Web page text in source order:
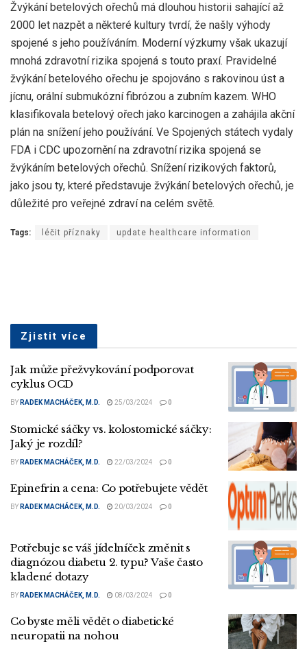
Žvýkání betelových ořechů má dlouhou historii sahající až
2000 let nazpět a některé kultury tvrdí, že našly výhody
spojené s jeho používáním. Moderní výzkumy však ukazují
mnohá zdravotní rizika spojená s touto praxí. Pravidelné
žvýkání betelového ořechu je spojováno s rakovinou úst a
jícnu, orální submukózní fibrózou a zubním kazem. WHO
klasifikovala betelový ořech jako karcinogen a zahájila akční
plán na snížení jeho používání. Ve Spojených státech vydaly
FDA i CDC upozornění na zdravotní rizika spojená se
žvýkáním betelových ořechů. Snížení rizikových faktorů,
jako jsou ty, které představuje žvýkání betelových ořechů, je
důležité pro veřejné zdraví na celém světě.
Tags: léčit příznaky update healthcare information
Zjistit více
Jak může přežvykování podporovat
cyklus OCD
BY RADEK MACHÁČEK, M.D. 25/03/2024 0
Stomické sáčky vs. kolostomické sáčky:
Jaký je rozdíl?
BY RADEK MACHÁČEK, M.D. 22/03/2024 0
Epinefrin a cena: Co potřebujete vědět
BY RADEK MACHÁČEK, M.D. 20/03/2024 0
Potřebuje se váš jídelníček změnit s
diagnózou diabetu 2. typu? Vaše často
kladené dotazy
BY RADEK MACHÁČEK, M.D. 08/03/2024 0
Co byste měli vědět o diabetické
neuropatii na nohou